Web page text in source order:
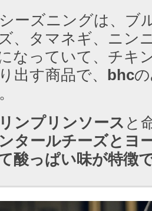
ーズニングは、ブ
、タマネギ、ニン
なっていて、チキ
出す商品で、 bhc
ンプリンソース と
タールチーズとヨ
酸っぱい味が特徴